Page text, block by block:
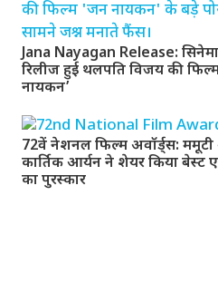
Jana Nayagan Release:
रिलीज हुई थलपति विजय की
नायकन’
72वें नेशनल फिल्म अवॉर्ड्स:
कार्तिक आर्यन ने शेयर किया बेस्ट
का पुरस्कार